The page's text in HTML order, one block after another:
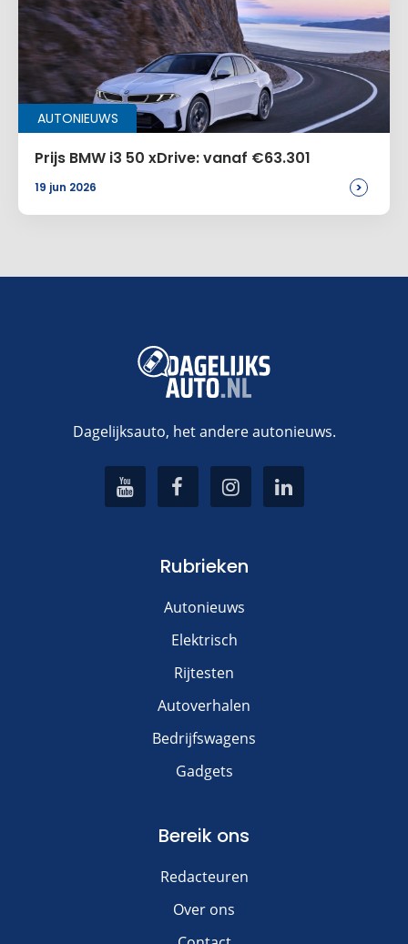
AUTONIEUWS
Prijs BMW i3 50 xDrive: vanaf €63.301
19 jun 2026 >
Dagelijksauto, het andere autonieuws.
Rubrieken
Autonieuws
Elektrisch
Rijtesten
Autoverhalen
Bedrijfswagens
Gadgets
Bereik ons
Redacteuren
Over ons